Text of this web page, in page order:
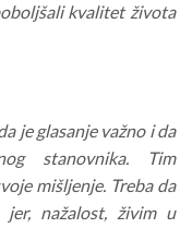
kvalitet života
je glasanje važno i da
stanovnika. Tim
mišljenje. Treba da
jer, nažalost, živim u